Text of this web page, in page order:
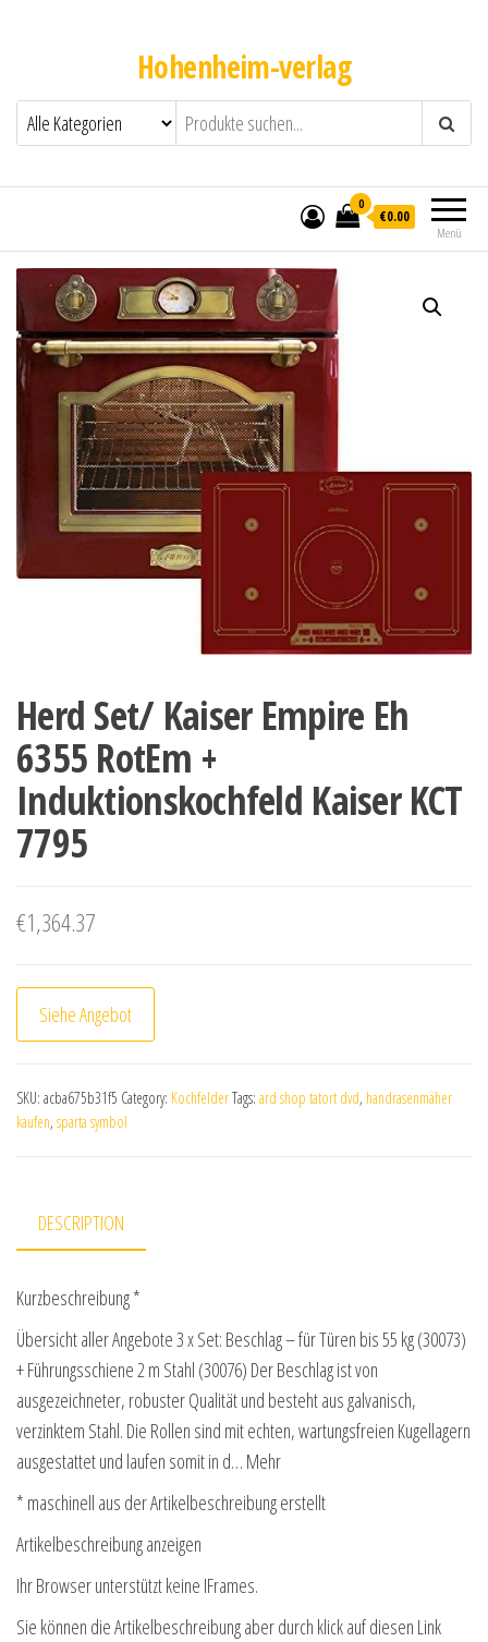
Hohenheim-verlag
Menü
0
€0.00
Herd Set/ Kaiser Empire Eh
6355 RotEm +
Induktionskochfeld Kaiser KCT
7795
€1,364.37
Siehe Angebot
SKU: acba675b31f5 Category: KochfelderTags: ard shop tatort dvd, handrasenmäher
kaufen, sparta symbol
DESCRIPTION
Kurzbeschreibung *
Übersicht aller Angebote 3 x Set: Beschlag – für Türen bis 55 kg (30073)
+ Führungsschiene 2 m Stahl (30076) Der Beschlag ist von
ausgezeichneter, robuster Qualität und besteht aus galvanisch,
verzinktem Stahl. Die Rollen sind mit echten, wartungsfreien Kugellagern
ausgestattet und laufen somit in d… Mehr
* maschinell aus der Artikelbeschreibung erstellt
Artikelbeschreibung anzeigen
Ihr Browser unterstützt keine IFrames.
Sie können die Artikelbeschreibung aber durch klick auf diesen Link